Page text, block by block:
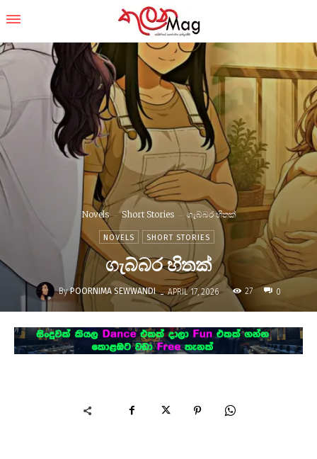
Novels Short Stories ගැබ්බර හිතක්
NOVELS SHORT STORIES
ගැබ්බර හිතක්
By POORNIMA SEWWANDI - APRIL 17, 2026 27 0